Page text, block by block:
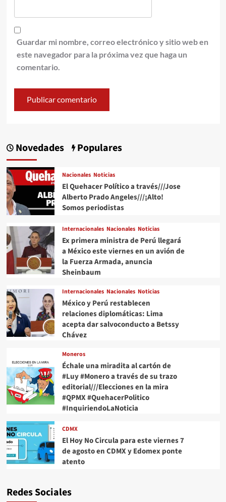
Guardar mi nombre, correo electrónico y sitio web en
este navegador para la próxima vez que haga un
comentario.
Novedades Populares
Nacionales Noticias
El Quehacer Político a través///Jose
Alberto Prado Angeles///¡Alto!
Somos periodistas
Internacionales Nacionales Noticias
Ex primera ministra de Perú llegará
a México este viernes en un avión de
la Fuerza Armada, anuncia
Sheinbaum
Internacionales Nacionales Noticias
México y Perú restablecen
relaciones diplomáticas: Lima
acepta dar salvoconducto a Betssy
Chávez
Moneros
Échale una miradita al cartón de
#Luy #Monero a través de su trazo
editorial///Elecciones en la mira
#QPMX #QuehacerPolitico
#InquiriendoLaNoticia
CDMX
El Hoy No Circula para este viernes 7
de agosto en CDMX y Edomex ponte
atento
Redes Sociales